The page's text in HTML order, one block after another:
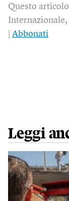
Questo
Internazionale,
Abbonati
Leggi